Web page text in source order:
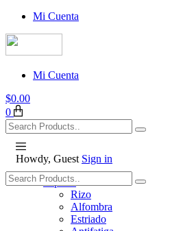
Mi Cuenta
Mi Cuenta
$0.00
0
Howdy, Guest Sign in
Tapetes
Rizo
Alfombra
Estriado